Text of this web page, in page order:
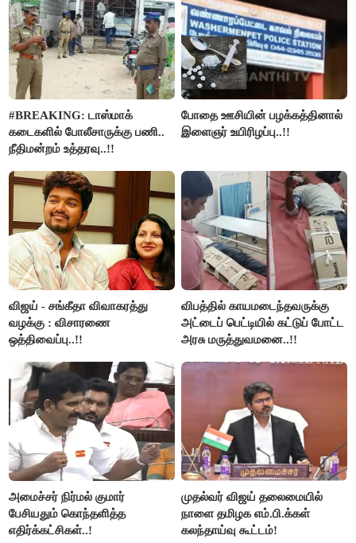
#BREAKING: டாஸ்மாக்
கடைகளில் போலீசாருக்கு பணி..
நீதிமன்றம் உத்தரவு..!!
போதை ஊசியின் பழக்கத்தினால்
இளைஞர் உயிரிழப்பு..!!
விஜய் - சங்கீதா விவாகரத்து
வழக்கு : விசாரணை
ஒத்திவைப்பு..!!
விபத்தில் காயமடைந்தவருக்கு
அட்டைப் பெட்டியில் கட்டுப் போட்ட
அரசு மருத்துவமனை..!!
அமைச்சர் நிர்மல் குமார்
பேசியதும் கொந்தளித்த
எதிர்க்கட்சிகள்..!
முதல்வர் விஜய் தலைமையில்
நாளை தமிழக எம்.பி.க்கள்
கலந்தாய்வு கூட்டம்!